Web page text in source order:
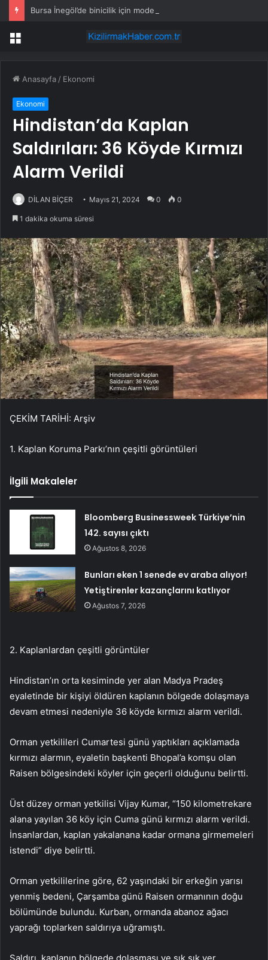
Bursa İnegöl’de binicilik için modern manejler yapılıyor
Menü
Anasayfa / Ekonomi
Ekonomi
Hindistan’da Kaplan
Saldırıları: 36 Köyde Kırmızı
Alarm Verildi
DİLAN BİÇER Mayıs 21, 2024 0 0
1 dakika okuma süresi
ÇEKİM TARİHİ: Arşiv
1. Kaplan Koruma Parkı’nın çeşitli görüntüleri
İlgili Makaleler
Bloomberg Businessweek Türkiye’nin
142. sayısı çıktı
Ağustos 8, 2026
Bunları eken 1 senede ev araba alıyor!
Yetiştirenler kazançlarını katlıyor
Ağustos 7, 2026
2. Kaplanlardan çeşitli görüntüler
Hindistan’ın orta kesiminde yer alan Madya Pradeş
eyaletinde bir kişiyi öldüren kaplanın bölgede dolaşmaya
devam etmesi nedeniyle 36 köyde kırmızı alarm verildi.
Orman yetkilileri Cumartesi günü yaptıkları açıklamada
kırmızı alarmın, eyaletin başkenti Bhopal’a komşu olan
Raisen bölgesindeki köyler için geçerli olduğunu belirtti.
Üst düzey orman yetkilisi Vijay Kumar, “150 kilometrekare
alana yayılan 36 köy için Cuma günü kırmızı alarm verildi.
İnsanlardan, kaplan yakalanana kadar ormana girmemeleri
istendi” diye belirtti.
Orman yetkililerine göre, 62 yaşındaki bir erkeğin yarısı
yenmiş bedeni, Çarşamba günü Raisen ormanının doğu
bölümünde bulundu. Kurban, ormanda abanoz ağacı
yaprağı toplarken saldırıya uğramıştı.